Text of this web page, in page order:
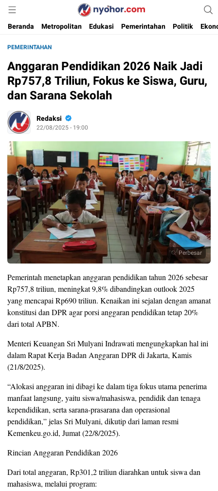
Nyohor.com
Media Informasi Ternyohor
Beranda
Metropolitan Edukasi Pemerintahan Politik
PEMERINTAHAN
Anggaran Pendidikan 2026 Naik Jadi
Rp757,8 Triliun, Fokus ke Siswa, Guru,
dan Sarana Sekolah
Redaksi
22/08/2025 - 19:00
Perbesar
Pemerintah menetapkan anggaran pendidikan tahun 2026 sebesar
Rp757,8 triliun, meningkat 9,8% dibandingkan outlook 2025
yang mencapai Rp690 triliun. Kenaikan ini sejalan dengan amanat
konstitusi dan DPR agar porsi anggaran pendidikan tetap 20%
dari total APBN.
Menteri Keuangan Sri Mulyani Indrawati mengungkapkan hal ini
dalam Rapat Kerja Badan Anggaran DPR di Jakarta, Kamis
(21/8/2025).
“Alokasi anggaran ini dibagi ke dalam tiga fokus utama penerima
manfaat langsung, yaitu siswa/mahasiswa, pendidik dan tenaga
kependidikan, serta sarana-prasarana dan operasional
pendidikan,” jelas Sri Mulyani, dikutip dari laman resmi
Kemenkeu.go.id, Jumat (22/8/2025).
Rincian Anggaran Pendidikan 2026
Dari total anggaran, Rp301,2 triliun diarahkan untuk siswa dan
mahasiswa, melalui program: